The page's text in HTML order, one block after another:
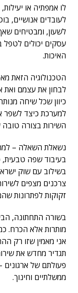
לעובדים אנושיים,
לשעון, ומבטיחים
עסקים יכולים לטפל
האיכות.
הטכנולוגיה הזאת
לבחון את עצמם ואת
כיוון שכל שיחה
למערכת כיצד לשפר
השירות בצורה טובה
נשאלת השאלה –
בעיבוד שפה טבעית,
בשילוב עם שוק
צרכנים מצפים
זקוקות לפתרונות
בשורה התחתונה,
מותרות אלא הכרח.
אני מאמין שזו רק
תגדיר מחדש את
פעולתם של ארגונים
ממשלתיים וחינוך.